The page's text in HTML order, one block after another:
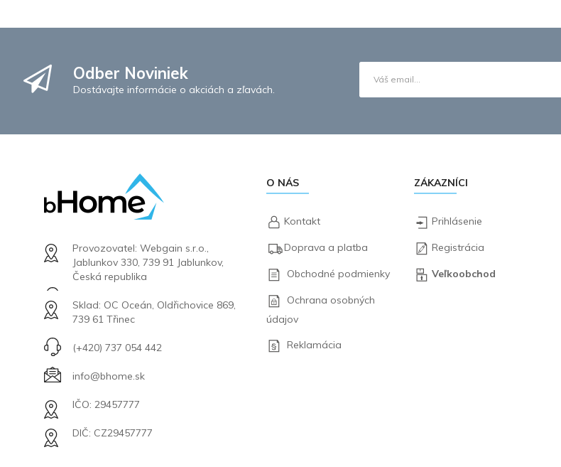
Odber Noviniek
Dostávajte informácie o akciách a zľavách.
Provozovatel: Webgain s.r.o.,
Jablunkov 330, 739 91 Jablunkov,
Česká republika
Sklad: OC Oceán, Oldřichovice 869,
739 61 Třinec
(+420) 737 054 442
info@bhome.sk
IČO: 29457777
DIČ: CZ29457777
O NÁS
Kontakt
Doprava a platba
Obchodné podmienky
Ochrana osobných
údajov
Reklamácia
ZÁKAZNÍCI
Prihlásenie
Registrácia
Veľkoobchod